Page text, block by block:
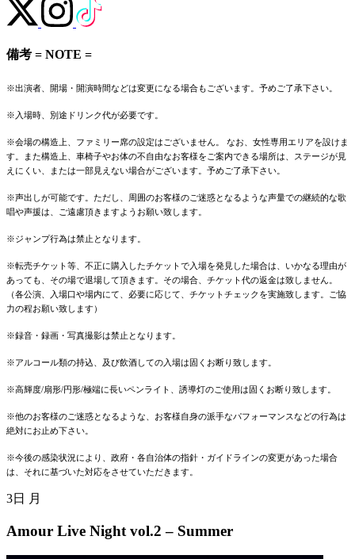
備考 = NOTE =
※出演者、開場・開演時間などは変更になる場合もございます。予めご了承下さい。
※入場時、別途ドリンク代が必要です。
※会場の構造上、ファミリー席の設定はございません。 なお、女性専用エリアを設けま
す。また構造上、車椅子やお体の不自由なお客様をご案内できる場所は、ステージが見
えにくい、または一部見えない場合がございます。予めご了承下さい。
※声出しが可能です。ただし、周囲のお客様のご迷惑となるような声量での継続的な歌
唱や声援は、ご遠慮頂きますようお願い致します。
※ジャンプ行為は禁止となります。
※転売チケット等、不正に購入したチケットで入場を発見した場合は、いかなる理由が
あっても、その場で退場して頂きます。その場合、チケット代の返金は致しません。
（各公演、入場口や場内にて、必要に応じて、チケットチェックを実施致します。ご協
力の程お願い致します）
※録音・録画・写真撮影は禁止となります。
※アルコール類の持込、及び飲酒しての入場は固くお断り致します。
※高輝度/扇形/円形/極端に長いペンライト、誘導灯のご使用は固くお断り致します。
※他のお客様のご迷惑となるような、お客様自身の派手なパフォーマンスなどの行為は
絶対にお止め下さい。
※今後の感染状況により、政府・各自治体の指針・ガイドラインの変更があった場合
は、それに基づいた対応をさせていただきます。
3日 月
Amour Live Night vol.2 – Summer